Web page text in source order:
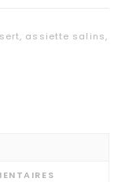
, assiette salins,